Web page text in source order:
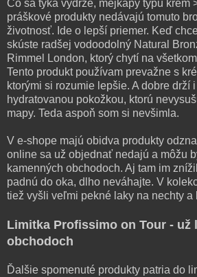
Čo sa týka výdrže, mejkapy typu krém
práškové produkty nedávajú tomuto
životnosť. Ide o lepší priemer. Keď
skúste radšej vodoodolný Natural
Rimmel London, ktorý chytí na
Tento produkt používam prevažne s
ktorými si rozumie lepšie. A dobre drží
hydratovanou pokožkou, ktorú
mapy. Teda aspoň som si nevšimla.
V e-shope majú obidva produkty
online sa už objednať nedajú a môžu
kamenných obchodoch. Aj tam im
padnú do oka, dlho neváhajte. V
tiež vyšli veľmi pekné laky na nechty a
Limitka Profissimo on Tour - už
obchodoch
Ďalšie spomenuté produkty patria do